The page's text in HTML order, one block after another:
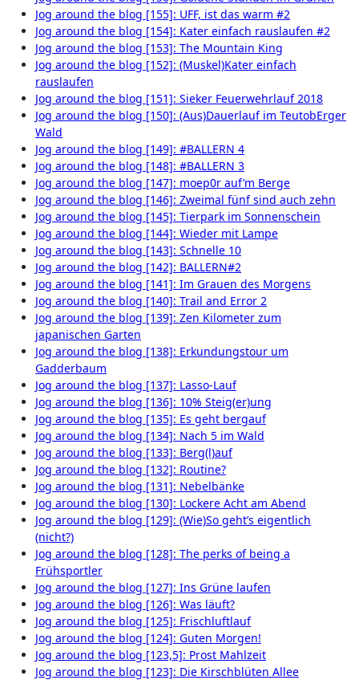
Jog around the blog [155]: UFF, ist das warm #2
Jog around the blog [154]: Kater einfach rauslaufen #2
Jog around the blog [153]: The Mountain King
Jog around the blog [152]: (Muskel)Kater einfach
rauslaufen
Jog around the blog [151]: Sieker Feuerwehrlauf 2018
Jog around the blog [150]: (Aus)Dauerlauf im TeutobErger
Wald
Jog around the blog [149]: #BALLERN 4
Jog around the blog [148]: #BALLERN 3
Jog around the blog [147]: moep0r auf’m Berge
Jog around the blog [146]: Zweimal fünf sind auch zehn
Jog around the blog [145]: Tierpark im Sonnenschein
Jog around the blog [144]: Wieder mit Lampe
Jog around the blog [143]: Schnelle 10
Jog around the blog [142]: BALLERN#2
Jog around the blog [141]: Im Grauen des Morgens
Jog around the blog [140]: Trail and Error 2
Jog around the blog [139]: Zen Kilometer zum
japanischen Garten
Jog around the blog [138]: Erkundungstour um
Gadderbaum
Jog around the blog [137]: Lasso-Lauf
Jog around the blog [136]: 10% Steig(er)ung
Jog around the blog [135]: Es geht bergauf
Jog around the blog [134]: Nach 5 im Wald
Jog around the blog [133]: Berg(l)auf
Jog around the blog [132]: Routine?
Jog around the blog [131]: Nebelbänke
Jog around the blog [130]: Lockere Acht am Abend
Jog around the blog [129]: (Wie)So geht’s eigentlich
(nicht?)
Jog around the blog [128]: The perks of being a
Frühsportler
Jog around the blog [127]: Ins Grüne laufen
Jog around the blog [126]: Was läuft?
Jog around the blog [125]: Frischluftlauf
Jog around the blog [124]: Guten Morgen!
Jog around the blog [123,5]: Prost Mahlzeit
Jog around the blog [123]: Die Kirschblüten Allee